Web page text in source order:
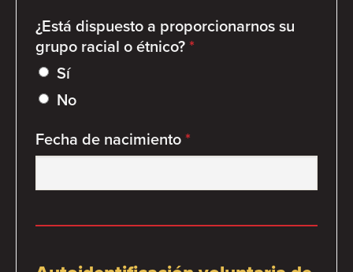
¿Está dispuesto a proporcionarnos su
grupo racial o étnico?*
Sí
No
Fecha de nacimiento*